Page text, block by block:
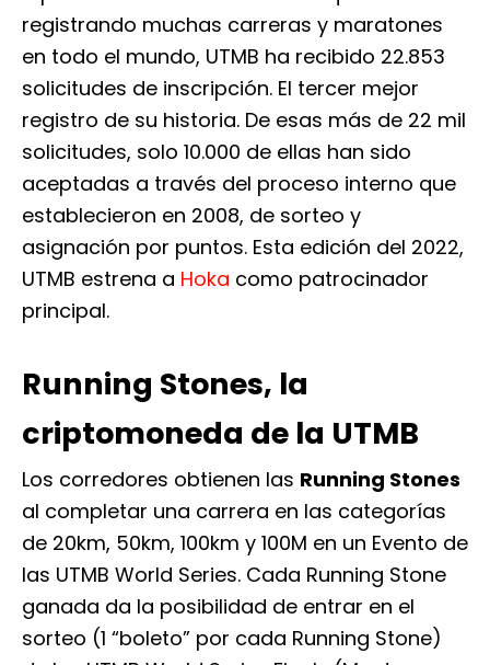
registrando muchas carreras y maratones
en todo el mundo, UTMB ha recibido 22.853
solicitudes de inscripción. El tercer mejor
registro de su historia. De esas más de 22 mil
solicitudes, solo 10.000 de ellas han sido
aceptadas a través del proceso interno que
establecieron en 2008, de sorteo y
asignación por puntos. Esta edición del 2022,
UTMB estrena a Hoka como patrocinador
principal.
Running Stones, la
criptomoneda de la UTMB
Los corredores obtienen las Running Stones
al completar una carrera en las categorías
de 20km, 50km, 100km y 100M en un Evento de
las UTMB World Series. Cada Running Stone
ganada da la posibilidad de entrar en el
sorteo (1 “boleto” por cada Running Stone)